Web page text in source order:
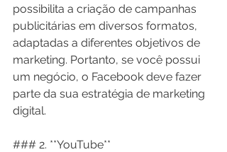
possibilita a criação de campanhas
publicitárias em diversos formatos,
adaptadas a diferentes objetivos de
marketing. Portanto, se você possui
um negócio, o Facebook deve fazer
parte da sua estratégia de marketing
digital.
### 2. **YouTube**